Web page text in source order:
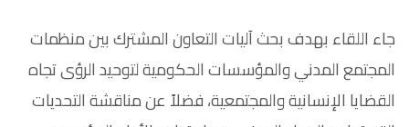
جاء اللقاء بهدف بحث آليات التعاون المشترك بين منظمات
المجتمع المدني والمؤسسات الحكومية لتوحيد الرؤى تجاه
القضايا الإنسانية والمجتمعية، فضلاً عن مناقشة التحديات